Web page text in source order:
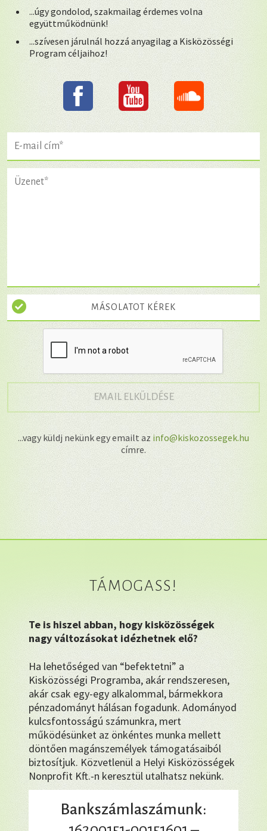
...úgy gondolod, szakmailag érdemes volna
együttműködnünk!
...szívesen járulnál hozzá anyagilag a Kisközösségi
Program céljaihoz!
MÁSOLATOT KÉREK
EMAIL ELKÜLDÉSE→
...vagy küldj nekünk egy emailt az info@kiskozossegek.hu
címre.
TÁMOGASS!
Te is hiszel abban, hogy kisközösségek
nagy változásokat idézhetnek elő?
Ha lehetőséged van “befektetni” a
Kisközösségi Programba, akár rendszeresen,
akár csak egy-egy alkalommal, bármekkora
pénzadományt hálásan fogadunk. Adományod
kulcsfontosságú számunkra, mert
működésünket az önkéntes munka mellett
döntően magánszemélyek támogatásaiból
biztosítjuk. Közvetlenül a Helyi Kisközösségek
Nonprofit Kft.-n keresztül utalhatsz nekünk.
Bankszámlaszámunk: